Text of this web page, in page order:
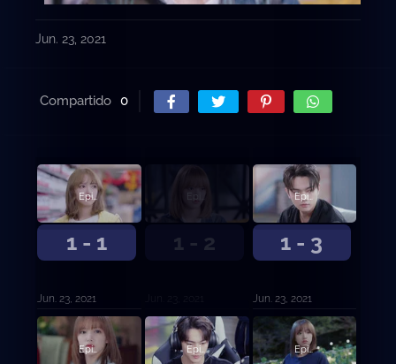
Jun. 23, 2021
Compartido 0
1 - 1
Episodio 1
Jun. 23, 2021
1 - 2 1 - 3
Episodio 3
Jun. 23, 2021
Episodio 4 Episodio 5 Episodio 6